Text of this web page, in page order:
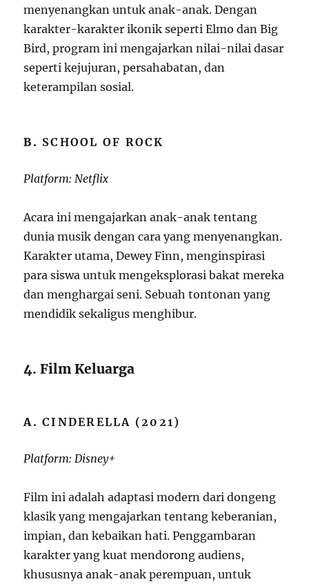
menyenangkan untuk anak-anak. Dengan
karakter-karakter ikonik seperti Elmo dan Big
Bird, program ini mengajarkan nilai-nilai dasar
seperti kejujuran, persahabatan, dan
keterampilan sosial.
B. SCHOOL OF ROCK
Platform: Netflix
Acara ini mengajarkan anak-anak tentang
dunia musik dengan cara yang menyenangkan.
Karakter utama, Dewey Finn, menginspirasi
para siswa untuk mengeksplorasi bakat mereka
dan menghargai seni. Sebuah tontonan yang
mendidik sekaligus menghibur.
4. Film Keluarga
A.CINDERELLA (2021)
Platform: Disney+
Film ini adalah adaptasi modern dari dongeng
klasik yang mengajarkan tentang keberanian,
impian, dan kebaikan hati. Penggambaran
karakter yang kuat mendorong audiens,
khususnya anak-anak perempuan, untuk